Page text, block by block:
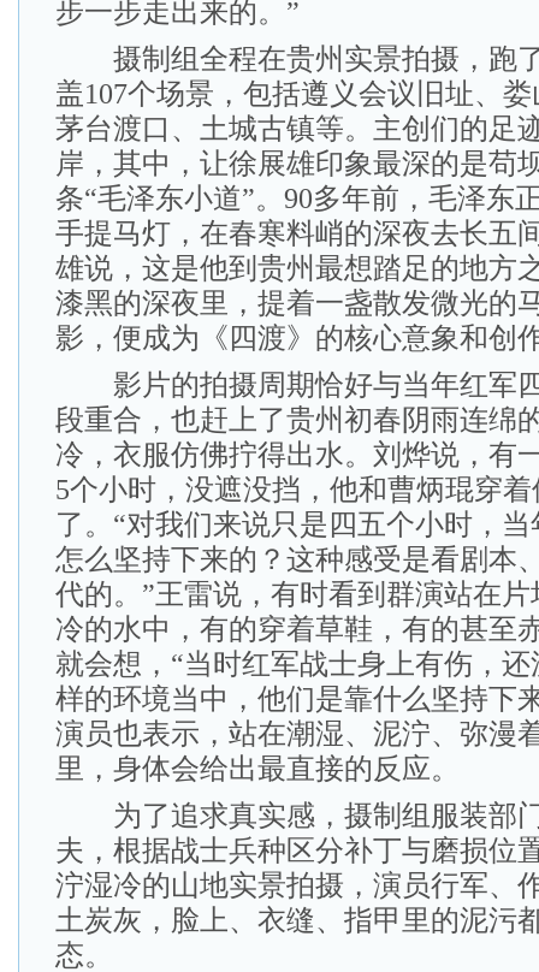
步一步走出来的。”
摄制组全程在贵州实景拍摄，跑
盖107个场景，包括遵义会议旧址、
茅台渡口、土城古镇等。主创们的足
岸，其中，让徐展雄印象最深的是苟
条“毛泽东小道”。90多年前，毛泽东
手提马灯，在春寒料峭的深夜去长五
雄说，这是他到贵州最想踏足的地方
漆黑的深夜里，提着一盏散发微光的
影，便成为《四渡》的核心意象和创
影片的拍摄周期恰好与当年红军
段重合，也赶上了贵州初春阴雨连绵
冷，衣服仿佛拧得出水。刘烨说，有
5个小时，没遮没挡，他和曹炳琨穿
了。“对我们来说只是四五个小时，
怎么坚持下来的？这种感受是看剧本
代的。”王雷说，有时看到群演站在
冷的水中，有的穿着草鞋，有的甚至
就会想，“当时红军战士身上有伤，
样的环境当中，他们是靠什么坚持下
演员也表示，站在潮湿、泥泞、弥漫
里，身体会给出最直接的反应。
为了追求真实感，摄制组服装部
夫，根据战士兵种区分补丁与磨损位
泞湿冷的山地实景拍摄，演员行军、
土炭灰，脸上、衣缝、指甲里的泥污
态。